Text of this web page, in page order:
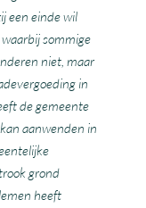
een einde wil
sommige
niet, maar
in
de gemeente
aanwenden in
grond
heeft